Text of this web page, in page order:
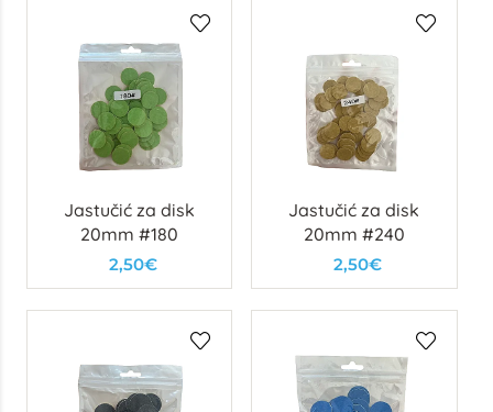
Jastučić za disk
20mm #180
2,50€
Jastučić za disk
20mm #240
2,50€